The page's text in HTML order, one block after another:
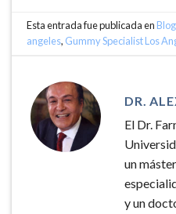
Esta entrada fue publicada en Blog
angeles, Gummy Specialist Los
DR.
El Dr.
un
y un